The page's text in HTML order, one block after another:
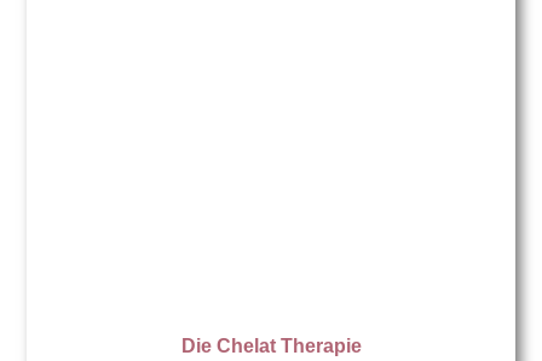
Die Chelat Therapie